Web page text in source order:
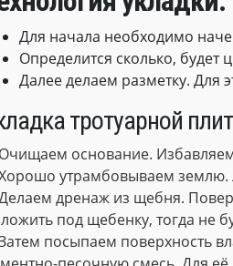
Для начала необходимо
Определится сколько, будет
Далее делаем разметку. Для
тротуарной
основание.
утрамбовываем
дренаж из щебня.
под щебенку, тогда не
посыпаем поверхность